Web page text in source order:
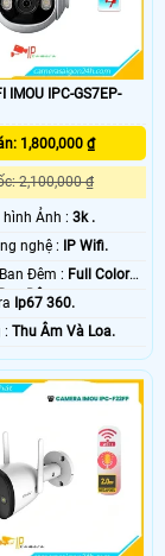
IMOU IPC-GS7EP-
1,800,000 ₫
2,100,000 ₫
hình Ảnh :3k .
⚙ Camera Công nghệ : IP Wifi.
🌈 Xem Được Ban Đêm : Full Color
Ðêm.
Ip67 360.
️👮 Chức Năng :Thu Âm Và Loa.